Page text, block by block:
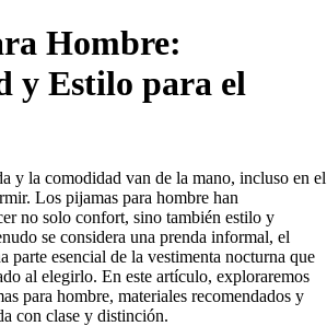
Hombre:
y Estilo para el
y la comodidad van de la mano, incluso en el
Los pijamas para hombre han
no solo confort, sino también estilo y
se considera una prenda informal, el
parte esencial de la vestimenta nocturna que
al elegirlo. En este artículo, exploraremos
para hombre, materiales recomendados y
con clase y distinción.